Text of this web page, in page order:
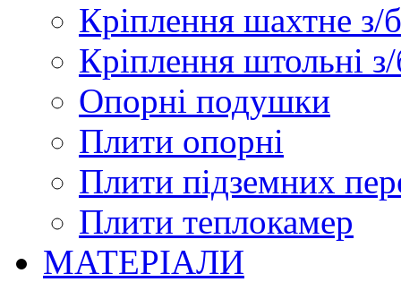
Кріплення шахтне з/б
Кріплення штольні
Опорні подушки
Плити опорні
Плити підземних
Плити теплокамер
МАТЕРІАЛИ